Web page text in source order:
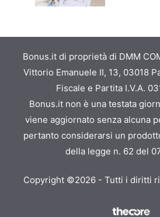
Bonus.it di proprietà di DMM
Vittorio Emanuele II, 13, 03018
Fiscale e Partita I.V.A.
Bonus.it non è una testata
viene aggiornato senza alcuna
pertanto considerarsi un
della legge n. 62 del
Copyright ©2026 - Tutti i diritti